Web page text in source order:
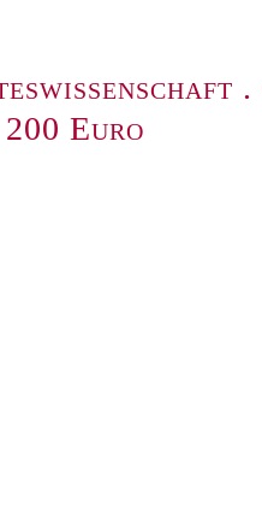
.
Euro